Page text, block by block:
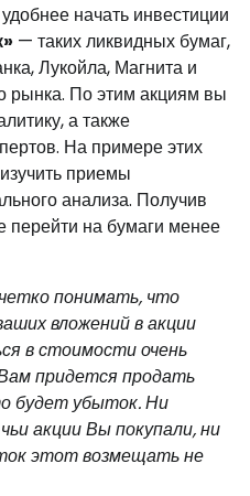
начать инвестиции
— таких ликвидных бумаг,
Лукойла, Магнита и
рынка. По этим акциям вы
а также
На примере этих
приемы
анализа. Получив
на бумаги менее
понимать, что
вложений в акции
в стоимости очень
придется продать
будет убыток. Ни
акции Вы покупали, ни
этот возмещать не